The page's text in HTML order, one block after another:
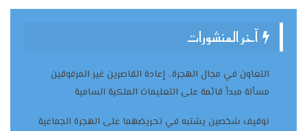
آخر المنشورات
التعاون في مجال الهجرة.. إعادة القاصرين غير المرفوقين
مسألة مبدأ قائمة على التعليمات الملكية السامية
توقيف شخصين يشتبه في تحريضهما على الهجرة الجماعية